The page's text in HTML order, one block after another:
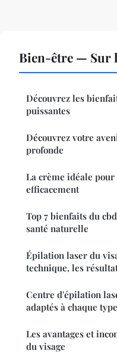
Bien-être — Sur
Découvrez les
puissantes
Découvrez votre
profonde
La crème idéale
efficacement
Top 7 bienfaits du
santé naturelle
Épilation laser du
technique, les
Centre d'épilation
adaptés à chaque
Les avantages et
du visage